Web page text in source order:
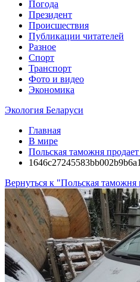
Погода
Президент
Происшествия
Публикации читателей
Разное
Спорт
Транспорт
Фото и видео
Экономика
Экология Беларуси
Главная
В мире
Польская таможня
Вернуться к "Польская